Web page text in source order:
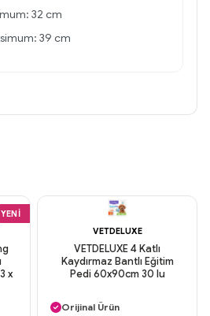
32 cm
39 cm
YENI
x
VETDELUXE
VETDELUXE 4 Katlı
Kaydırmaz Bantlı Eğitim
Pedi 60x90cm 30 lu
Orijinal Ürün